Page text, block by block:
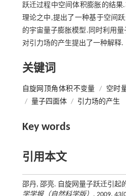
跃迁过程中空间体积膨胀的结
理论之中,提出了一种基于空间
的宇宙量子膨胀模型.同时利用
对引力场的产生提出了一种解释.
关键词
自旋网顶角体积不变量 / 空时
/ 量子四面体 / 引力场的产生
Key words
引用本文
邵丹, 邵亮. 自旋网量子跃迁引起